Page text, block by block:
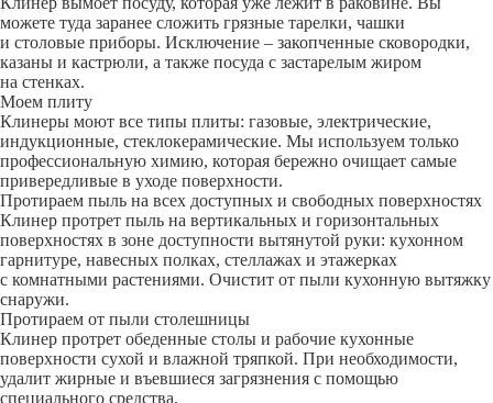
можете туда заранее сложить грязные тарелки, чашки
и столовые приборы. Исключение – закопченные сковородки,
казаны и кастрюли, а также посуда с застарелым жиром
на стенках.
Моем плиту
Клинеры моют все типы плиты: газовые, электрические,
индукционные, стеклокерамические. Мы используем только
профессиональную химию, которая бережно очищает самые
привередливые в уходе поверхности.
Протираем пыль на всех доступных и свободных поверхностях
Клинер протрет пыль на вертикальных и горизонтальных
поверхностях в зоне доступности вытянутой руки: кухонном
гарнитуре, навесных полках, стеллажах и этажерках
с комнатными растениями. Очистит от пыли кухонную вытяжку
снаружи.
Протираем от пыли столешницы
Клинер протрет обеденные столы и рабочие кухонные
поверхности сухой и влажной тряпкой. При необходимости,
удалит жирные и въевшиеся загрязнения с помощью
специального средства.